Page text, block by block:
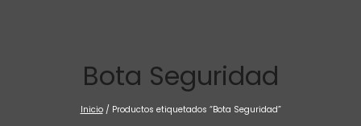
Bota Seguridad
Inicio/ Productos etiquetados “Bota Seguridad”